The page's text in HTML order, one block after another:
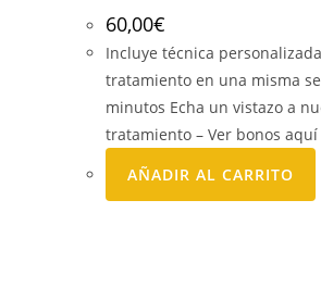
60,00€
Incluye técnica
tratamiento en una misma
minutos Echa un vistazo a
tratamiento – Ver bonos aquí
AÑADIR AL CARRITO